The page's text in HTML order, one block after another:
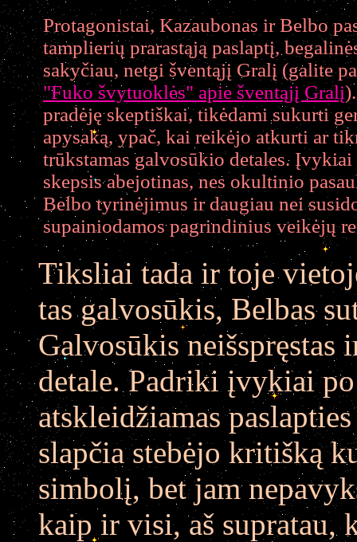
Protagonistai, Kazaubonas ir Belbo
tamplierių prarastąją paslaptį,
sakyčiau, netgi šventąjį Gralį (galite
"Fuko švytuoklės" apie šventąjį Gralį
pradėję skeptiškai, tikėdami sukurti
apysaką, ypač, kai reikėjo atkurti ar
trūkstamas galvosūkio detales. Įvykiai
skepsis abejotinas, nes okultinio
Belbo tyrinėjimus ir daugiau nei
supainiodamos pagrindinius veikėjų
Tiksliai tada ir toje
tas galvosūkis, Belbas
Galvosūkis
detale. Padriki įvykiai
atskleidžiamas
slapčia stebėjo kritišką
simbolį, bet jam
kaip ir visi, aš supratau,